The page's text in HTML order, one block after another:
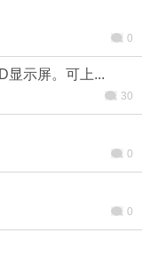
0
显示屏。可上...
30
0
0